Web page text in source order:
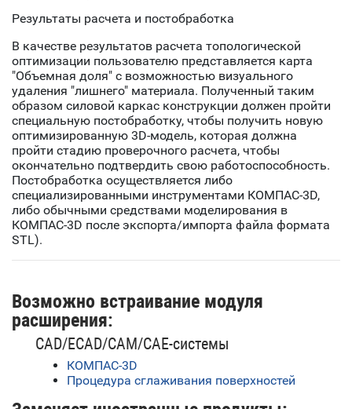
Результаты расчета и постобработка
В качестве результатов расчета топологической
оптимизации пользователю представляется карта
"Объемная доля" с возможностью визуального
удаления "лишнего" материала. Полученный таким
образом силовой каркас конструкции должен пройти
специальную постобработку, чтобы получить новую
оптимизированную 3D-модель, которая должна
пройти стадию проверочного расчета, чтобы
окончательно подтвердить свою работоспособность.
Постобработка осуществляется либо
специализированными инструментами КОМПАС-3D,
либо обычными средствами моделирования в
КОМПАС-3D после экспорта/импорта файла формата
STL).
Возможно встраивание модуля
расширения:
CAD/ECAD/CAM/CAE-системы
КОМПАС-3D
Процедура сглаживания поверхностей